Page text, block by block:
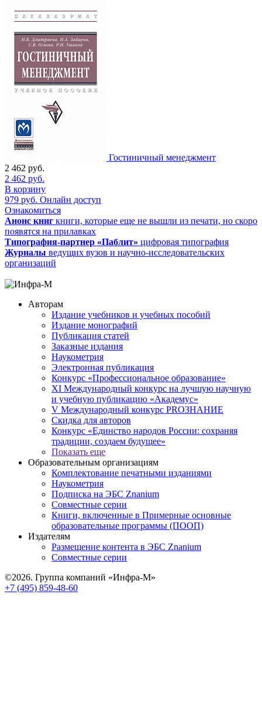
Гостиничный менеджмент
2 462 руб.
2 462 руб.
В корзину
979 руб. Онлайн доступ
Ознакомиться
Анонс книг книги, которые еще не вышли из печати, но скоро
появятся на прилавках
Типография-партнер «Паблит» цифровая типография
Журналы ведущих вузов и научно-исследовательских
организаций
Авторам
Издание учебников и учебных пособий
Издание монографий
Публикация статей
Заказные издания
Наукометрия
Электронная публикация
Конкурс «Профессиональное образование»
XI Международный конкурс на лучшую научную
и учебную публикацию «Академус»
V Международный конкурс PROЗНАНИЕ
Скидка для авторов
Конкурс «Единство народов России: сохраняя
традиции, создаем будущее»
Показать еще
Образовательным организациям
Комплектование печатными изданиями
Наукометрия
Подписка на ЭБС Znanium
Совместные серии
Книги, включенные в Примерные основные
образовательные программы (ПООП)
Издателям
Размещение контента в ЭБС Znanium
Совместные серии
©2026. Группа компаний «Инфра-М»
+7 (495) 859-48-60